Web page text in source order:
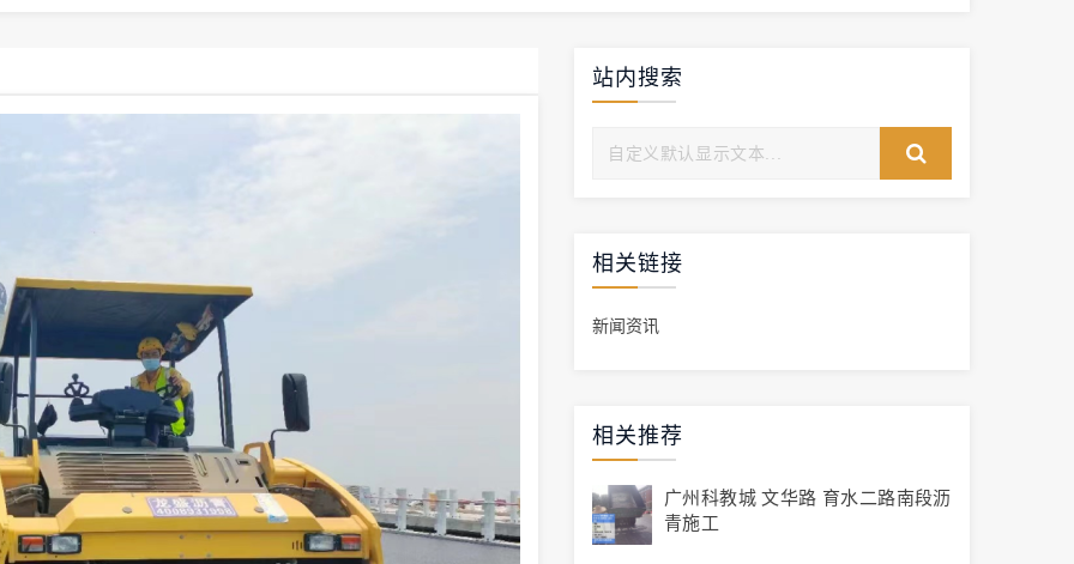
站内搜索
相关链接
新闻资讯
相关推荐
广州科教城 文华路 育水二路南段沥
青施工